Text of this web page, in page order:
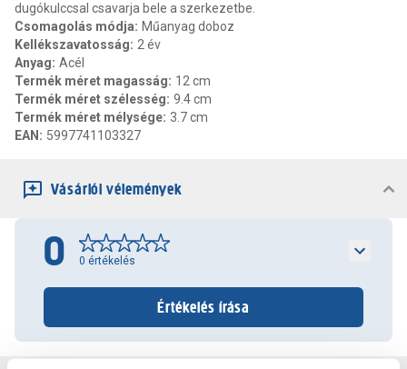
dugókulccsal csavarja bele a szerkezetbe.
Csomagolás módja: Műanyag doboz
Kellékszavatosság: 2 év
Anyag: Acél
Termék méret magasság: 12 cm
Termék méret szélesség: 9.4 cm
Termék méret mélysége: 3.7 cm
EAN : 5997741103327
Vásárlói vélemények
0 0 értékelés
Értékelés írása